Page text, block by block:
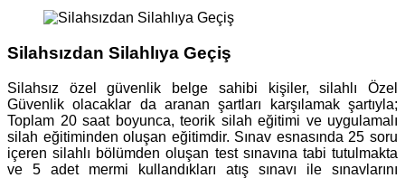
Silahsızdan Silahlıya Geçiş
Silahsız özel güvenlik belge sahibi kişiler, silahlı Özel
Güvenlik olacaklar da aranan şartları karşılamak şartıyla;
Toplam 20 saat boyunca, teorik silah eğitimi ve uygulamalı
silah eğitiminden oluşan eğitimdir. Sınav esnasında 25 soru
içeren silahlı bölümden oluşan test sınavına tabi tutulmakta
ve 5 adet mermi kullandıkları atış sınavı ile sınavlarını